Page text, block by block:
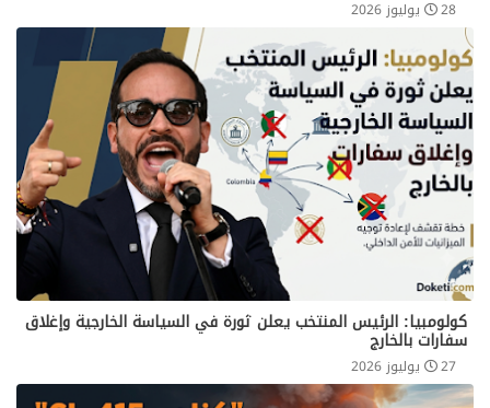
28 يوليوز 2026
كولومبيا: الرئيس المنتخب يعلن ثورة في السياسة الخارجية وإغلاق
سفارات بالخارج
27 يوليوز 2026